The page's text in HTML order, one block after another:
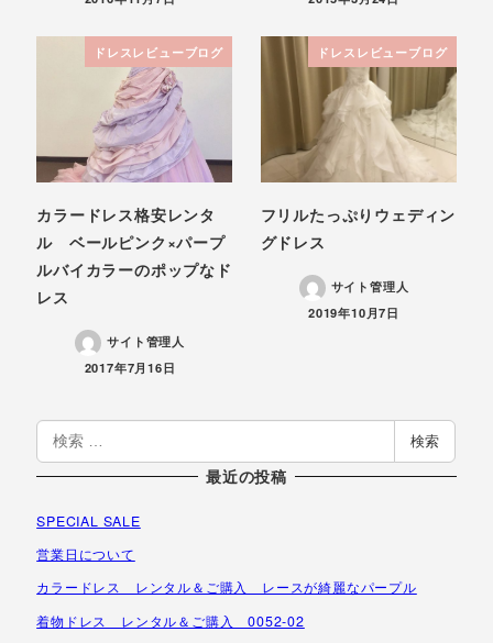
ドレスレビューブログ
カラードレス格安レンタ
ル ベールピンク×パープ
ルバイカラーのポップなド
レス
サイト管理人
投稿日
2017年7月16日
ドレスレビューブログ
フリルたっぷりウェディン
グドレス
サイト管理人
投稿日
2019年10月7日
検
索
検索
最近の投稿
SPECIAL SALE
営業日について
カラードレス レンタル＆ご購入 レースが綺麗なパープル
着物ドレス レンタル＆ご購入 0052-02